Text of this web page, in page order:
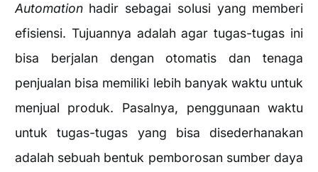
Automationhadir sebagai solusi yang memberi
efisiensi. Tujuannya adalah agar tugas-tugas ini
bisa berjalan dengan otomatis dan tenaga
penjualan bisa memiliki lebih banyak waktu untuk
menjual produk. Pasalnya, penggunaan waktu
untuk tugas-tugas yang bisa disederhanakan
adalah sebuah bentuk pemborosan sumber daya